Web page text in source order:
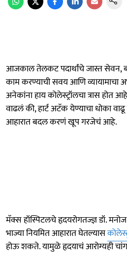
आजकाल तेलकट पदार्थांचे जास्त सेवन,
काम करण्याची सवय आणि व्यायामाचा
अनेकांना हाय कोलेस्ट्रॉलचा त्रास होत
वाढलं की, हार्ट अटॅक येण्याचा धोका
आहारात बदल करणं खूप गरजेचं आहे.
मॅक्स हॉस्पिटलचे हृदयरोगतज्ज्ञ डॉ.
भाज्या नियमित आहारात घेतल्यास
होऊ शकते. यामुळे हृदयाचं आरोग्यही